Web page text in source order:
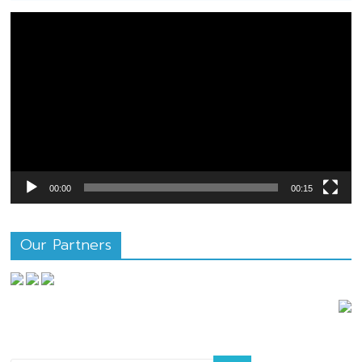
00:00 00:15
Our Partners